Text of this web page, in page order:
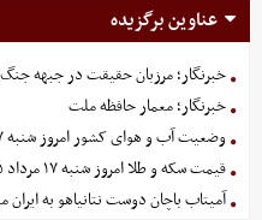
عناوین برگزیده
خبرنگار؛ مرزبان حقیقت در جبهه
خبرنگار؛ معمار حافظه ملت
وضعیت آب و هوای کشور امروز شنبه ۱۷ مرداد ۱۴۰۵
قیمت سکه و طلا امروز شنبه ۱۷ مرداد ۱۴۰۵
آمیتاب باچان دوست نتانیاهو به